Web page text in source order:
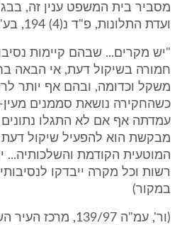
ועדת התלונות, פ"ד נ(4) 194, בע"מ 204:
"יש מקרים... שבהם קיימות
חמורה בשיקול דעת, אי הבאה
משקל וכדומה, ובהם אף יותר
כשהחקירה נושאת סממנים
עמדתה אף אם לא התגלו
מבקשת הוא להפעיל שיקול
המוטעית הקודמת והשלכותיה...
רשות וכל מקרה ייבדקו
במקור)
(ור', עמ"ה 139/97,